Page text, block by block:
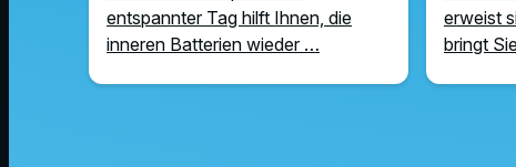
entspannter Tag hilft Ihnen, die
inneren Batterien wieder …
erweist
bringt